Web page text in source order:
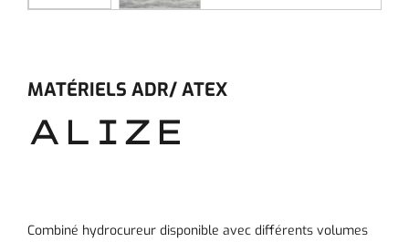
MATÉRIELS ADR/ ATEX
ALIZE
Combiné hydrocureur disponible avec différents volumes